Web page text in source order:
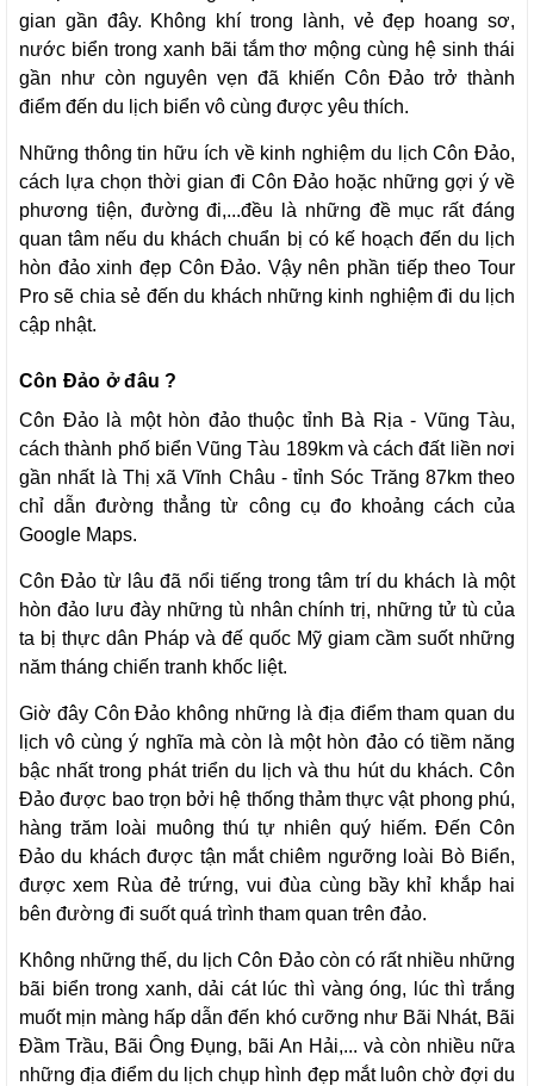
gian gần đây. Không khí trong lành, vẻ đẹp hoang sơ,
nước biển trong xanh bãi tắm thơ mộng cùng hệ sinh thái
gần như còn nguyên vẹn đã khiến Côn Đảo trở thành
điểm đến du lịch biển vô cùng được yêu thích.
Những thông tin hữu ích về kinh nghiệm du lịch Côn Đảo,
cách lựa chọn thời gian đi Côn Đảo hoặc những gợi ý về
phương tiện, đường đi,...đều là những đề mục rất đáng
quan tâm nếu du khách chuẩn bị có kế hoạch đến du lịch
hòn đảo xinh đẹp Côn Đảo. Vậy nên phần tiếp theo Tour
Pro sẽ chia sẻ đến du khách những kinh nghiệm đi du lịch
cập nhật.
Côn Đảo ở đâu ?
Côn Đảo là một hòn đảo thuộc tỉnh Bà Rịa - Vũng Tàu,
cách thành phố biển Vũng Tàu 189km và cách đất liền nơi
gần nhất là Thị xã Vĩnh Châu - tỉnh Sóc Trăng 87km theo
chỉ dẫn đường thẳng từ công cụ đo khoảng cách của
Google Maps.
Côn Đảo từ lâu đã nổi tiếng trong tâm trí du khách là một
hòn đảo lưu đày những tù nhân chính trị, những tử tù của
ta bị thực dân Pháp và đế quốc Mỹ giam cầm suốt những
năm tháng chiến tranh khốc liệt.
Giờ đây Côn Đảo không những là địa điểm tham quan du
lịch vô cùng ý nghĩa mà còn là một hòn đảo có tiềm năng
bậc nhất trong phát triển du lịch và thu hút du khách. Côn
Đảo được bao trọn bởi hệ thống thảm thực vật phong phú,
hàng trăm loài muông thú tự nhiên quý hiếm. Đến Côn
Đảo du khách được tận mắt chiêm ngưỡng loài Bò Biển,
được xem Rùa đẻ trứng, vui đùa cùng bầy khỉ khắp hai
bên đường đi suốt quá trình tham quan trên đảo.
Không những thế, du lịch Côn Đảo còn có rất nhiều những
bãi biển trong xanh, dải cát lúc thì vàng óng, lúc thì trắng
muốt mịn màng hấp dẫn đến khó cưỡng như Bãi Nhát, Bãi
Đầm Trầu, Bãi Ông Đụng, bãi An Hải,... và còn nhiều nữa
những địa điểm du lịch chụp hình đẹp mắt luôn chờ đợi du